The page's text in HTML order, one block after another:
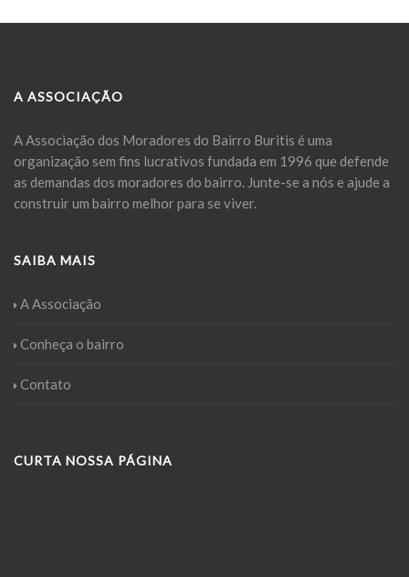
A ASSOCIAÇÃO
A Associação dos Moradores do Bairro Buritis é uma
organização sem fins lucrativos fundada em 1996 que defende
as demandas dos moradores do bairro. Junte-se a nós e ajude a
construir um bairro melhor para se viver.
SAIBA MAIS
A Associação
Conheça o bairro
Contato
CURTA NOSSA PÁGINA